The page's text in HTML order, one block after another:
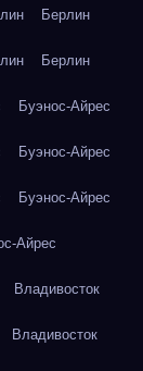
Берлин
Берлин
Буэнос-Айрес
Буэнос-Айрес
Буэнос-Айрес
Айрес
Владивосток
Владивосток